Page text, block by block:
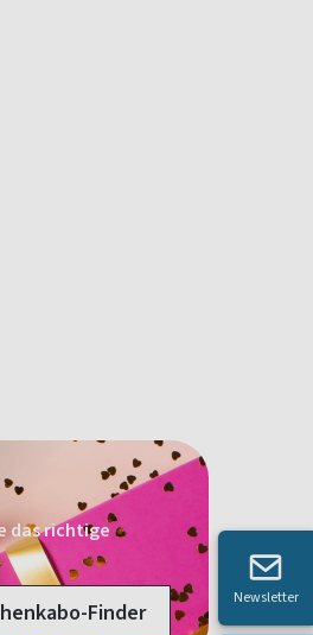
das richtige
Finder
Newsletter